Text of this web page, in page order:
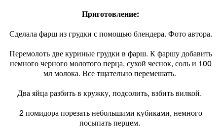
Приготовление:
Сделала фарш из грудки с помощью блендера. Фото автора.
Перемолоть две куриные грудки в фарш. К фаршу добавить
немного черного молотого перца, сухой чеснок, соль и 100
мл молока. Все тщательно перемешать.
Два яйца разбить в кружку, подсолить, взбить вилкой.
2 помидора порезать небольшими кубиками, немного
посыпать перцем.